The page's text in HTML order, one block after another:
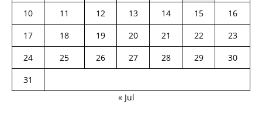
10
11 12 13 14 15
16
17
18 19 20 21 22
23
24
25 26 27 28 29
30
31
« Jul